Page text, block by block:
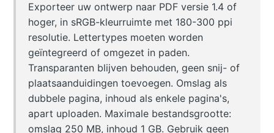
Exporteer uw ontwerp naar PDF versie 1.4 of
hoger, in sRGB-kleurruimte met 180-300 ppi
resolutie. Lettertypes moeten worden
geïntegreerd of omgezet in paden.
Transparanten blijven behouden, geen snij- of
plaatsaanduidingen toevoegen. Omslag als
dubbele pagina, inhoud als enkele pagina's,
apart uploaden. Maximale bestandsgrootte:
omslag 250 MB, inhoud 1 GB. Gebruik geen